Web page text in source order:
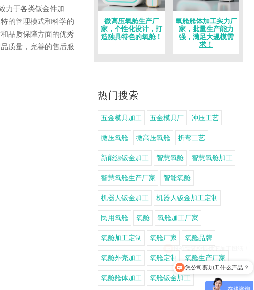
力于各类钣金件加
的管理模式和科学的
品质保障方面的优秀
质量，完善的售后服
微高压氧舱生产厂
家，个性化设计，打
造独具特色的氧舱！
氧舱舱体加工实力厂
家，批量生产能力
强，满足大规模需
求！
热门搜索
五金模具加工 五金模具厂 冲压工艺
微压氧舱 微高压氧舱 折弯工艺
新能源钣金加工 智慧氧舱 智慧氧舱加工
智慧氧舱生产厂家 智能氧舱
机器人钣金加工 机器人钣金加工定制
民用氧舱 氧舱 氧舱加工厂家
氧舱加工定制 氧舱厂家 氧舱品牌
氧舱外壳加工 氧舱定制 氧舱生产厂家
氧舱舱体加工 氧舱钣金加工
您公司要加工什么产品？